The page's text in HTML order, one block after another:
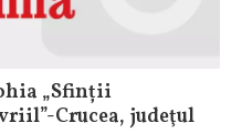
„Sfinții
Crucea, judeţul